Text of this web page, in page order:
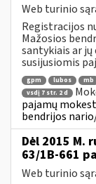
Web turinio
Registracijos
Mažosios
santykiais ar
susijusiomis
gpm lubos mb
vsdį 7 str. 2 d
pajamų
bendrijos
Dėl 2015 M.
63/1B-661
Web turinio